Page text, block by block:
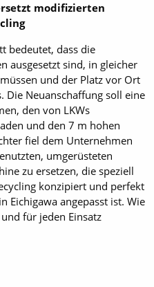
modifizierten
bedeutet, dass die
ausgesetzt sind, in gleicher
und der Platz vor Ort
Die Neuanschaffung soll eine
den von LKWs
und den 7 m hohen
fiel dem Unternehmen
umgerüsteten
zu ersetzen, die speziell
konzipiert und perfekt
Eichigawa angepasst ist. Wie
für jeden Einsatz